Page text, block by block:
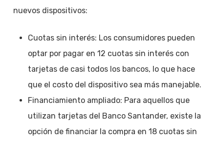
nuevos dispositivos:
Cuotas sin interés: Los consumidores pueden
optar por pagar en 12 cuotas sin interés con
tarjetas de casi todos los bancos, lo que hace
que el costo del dispositivo sea más manejable.
Financiamiento ampliado: Para aquellos que
utilizan tarjetas del Banco Santander, existe la
opción de financiar la compra en 18 cuotas sin